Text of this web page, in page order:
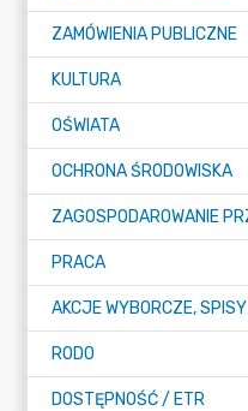
ZAMÓWIENIA PUBLICZNE
KULTURA
OŚWIATA
OCHRONA ŚRODOWISKA
PRACA
AKCJE WYBORCZE, SPISY
RODO
DOSTĘPNOŚĆ / ETR